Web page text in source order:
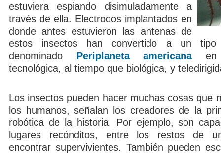
estuviera espiando disimuladamente a
través de ella. Electrodos implantados en
donde antes estuvieron las antenas de
estos insectos han convertido a un tipo
denominado Periplaneta americanaen
tecnológica, al tiempo que biológica, y
Los insectos pueden hacer muchas cosas que
los humanos, señalan los creadores de la
robótica de la historia. Por ejemplo, son
lugares recónditos, entre los restos de
encontrar supervivientes. También pueden